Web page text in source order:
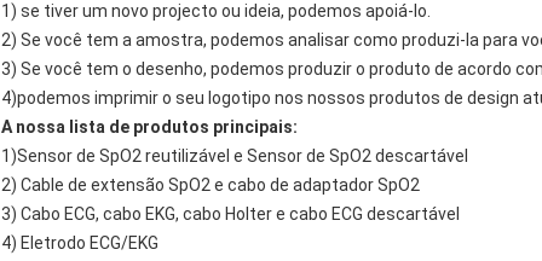
1) se tiver um novo projecto ou ideia, podemos apoiá-lo.
2) Se você tem a amostra, podemos analisar como produzi-la para
3) Se você tem o desenho, podemos produzir o produto de acordo
4)podemos imprimir o seu logotipo nos nossos produtos de design
A nossa lista de produtos principais:
1)Sensor de SpO2 reutilizável e Sensor de SpO2 descartável
2) Cable de extensão SpO2 e cabo de adaptador SpO2
3) Cabo ECG, cabo EKG, cabo Holter e cabo ECG descartável
4) Eletrodo ECG/EKG